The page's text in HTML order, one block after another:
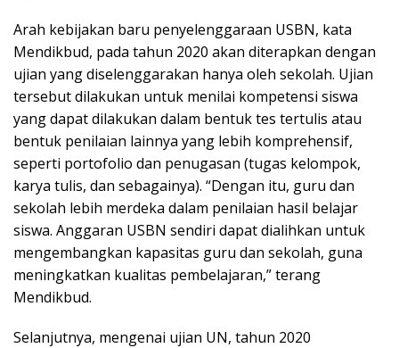
Arah kebijakan baru penyelenggaraan USBN, kata
Mendikbud, pada tahun 2020 akan diterapkan dengan
ujian yang diselenggarakan hanya oleh sekolah. Ujian
tersebut dilakukan untuk menilai kompetensi siswa
yang dapat dilakukan dalam bentuk tes tertulis atau
bentuk penilaian lainnya yang lebih komprehensif,
seperti portofolio dan penugasan (tugas kelompok,
karya tulis, dan sebagainya). “Dengan itu, guru dan
sekolah lebih merdeka dalam penilaian hasil belajar
siswa. Anggaran USBN sendiri dapat dialihkan untuk
mengembangkan kapasitas guru dan sekolah, guna
meningkatkan kualitas pembelajaran,” terang
Mendikbud.
Selanjutnya, mengenai ujian UN, tahun 2020